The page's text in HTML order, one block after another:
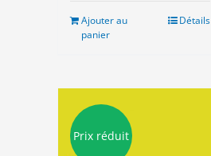
Ajouter au
panier
Détails
Prix réduit